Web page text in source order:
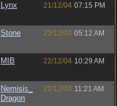
Lynx 21/12/04 07:15 PM
Stone 22/12/04 05:12 AM
MIB 22/12/04 10:29 AM
Nemisis_
Dragon
22/12/04 11:21 AM